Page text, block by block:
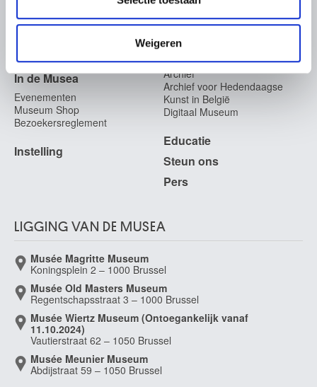
informatie die u aan ze heeft verstrekt of die ze hebben
verzameld op basis van uw gebruik van hun services.
Weigeren
Veelgestelde vragen
Tickets
In de Musea
Evenementen
Museum Shop
Bezoekersreglement
Instelling
Onderzoek
Publicaties
Fotodienst
Archief
Archief voor Hedendaagse
Kunst in België
Digitaal Museum
Educatie
Steun ons
Pers
LIGGING VAN DE MUSEA
Musée Magritte Museum
Koningsplein 2 – 1000 Brussel
Musée Old Masters Museum
Regentschapsstraat 3 – 1000 Brussel
Musée Wiertz Museum (Ontoegankelijk vanaf
11.10.2024)
Vautierstraat 62 – 1050 Brussel
Musée Meunier Museum
Abdijstraat 59 – 1050 Brussel